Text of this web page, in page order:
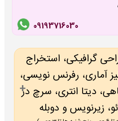
09193716030
گرافیکی، استخراج
آماری، رفرنس نویسی،
دیتا انتری، سرچ در
زیرنویس و دوبله